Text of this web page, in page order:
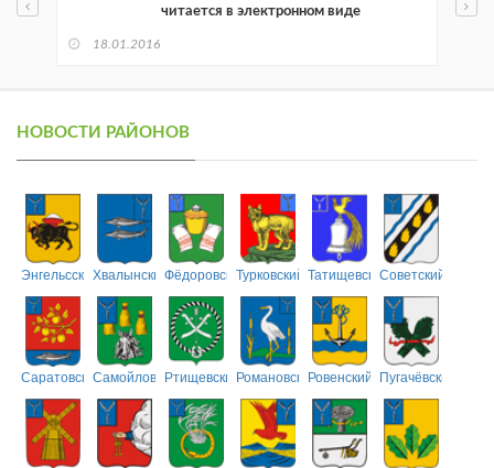
читается в электронном виде
18.01.2016
НОВОСТИ РАЙОНОВ
ЭнгельсскийХвалынскийФёдоровскийТурковский ТатищевскийСоветский
СаратовскийСамойловскийРтищевскийРомановскийРовенский Пугачёвский